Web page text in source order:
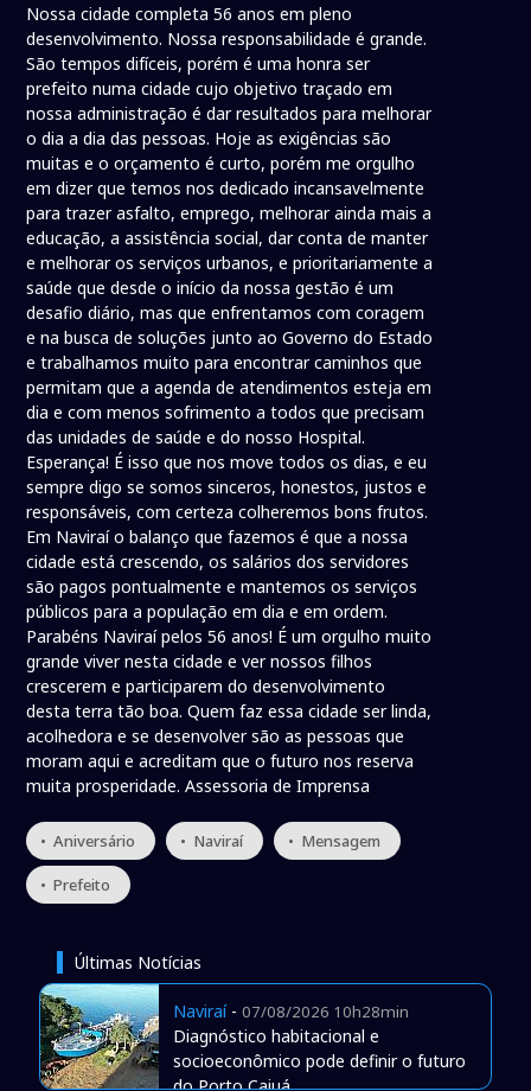
Nossa cidade completa 56 anos em pleno
desenvolvimento. Nossa responsabilidade é grande.
São tempos difíceis, porém é uma honra ser
prefeito numa cidade cujo objetivo traçado em
nossa administração é dar resultados para melhorar
o dia a dia das pessoas. Hoje as exigências são
muitas e o orçamento é curto, porém me orgulho
em dizer que temos nos dedicado incansavelmente
para trazer asfalto, emprego, melhorar ainda mais a
educação, a assistência social, dar conta de manter
e melhorar os serviços urbanos, e prioritariamente a
saúde que desde o início da nossa gestão é um
desafio diário, mas que enfrentamos com coragem
e na busca de soluções junto ao Governo do Estado
e trabalhamos muito para encontrar caminhos que
permitam que a agenda de atendimentos esteja em
dia e com menos sofrimento a todos que precisam
das unidades de saúde e do nosso Hospital.
Esperança! É isso que nos move todos os dias, e eu
sempre digo se somos sinceros, honestos, justos e
responsáveis, com certeza colheremos bons frutos.
Em Naviraí o balanço que fazemos é que a nossa
cidade está crescendo, os salários dos servidores
são pagos pontualmente e mantemos os serviços
públicos para a população em dia e em ordem.
Parabéns Naviraí pelos 56 anos! É um orgulho muito
grande viver nesta cidade e ver nossos filhos
crescerem e participarem do desenvolvimento
desta terra tão boa. Quem faz essa cidade ser linda,
acolhedora e se desenvolver são as pessoas que
moram aqui e acreditam que o futuro nos reserva
muita prosperidade. Assessoria de Imprensa
• Aniversário • Naviraí • Mensagem
• Prefeito
Últimas Notícias
Naviraí- 07/08/2026 10h28min
Diagnóstico habitacional e
socioeconômico pode definir o futuro
do Porto Caiuá